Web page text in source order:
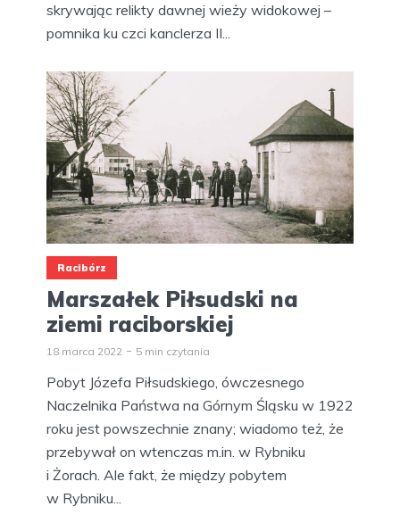
skrywając relikty dawnej wieży widokowej –
pomnika ku czci kanclerza II...
Racibórz
Marszałek Piłsudski na
ziemi raciborskiej
18 marca 2022 5 min czytania
Pobyt Józefa Piłsudskiego, ówczesnego
Naczelnika Państwa na Górnym Śląsku w 1922
roku jest powszechnie znany; wiadomo też, że
przebywał on wtenczas m.in. w Rybniku
i Żorach. Ale fakt, że między pobytem
w Rybniku...